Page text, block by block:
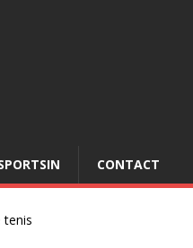
CONTACT
tenis